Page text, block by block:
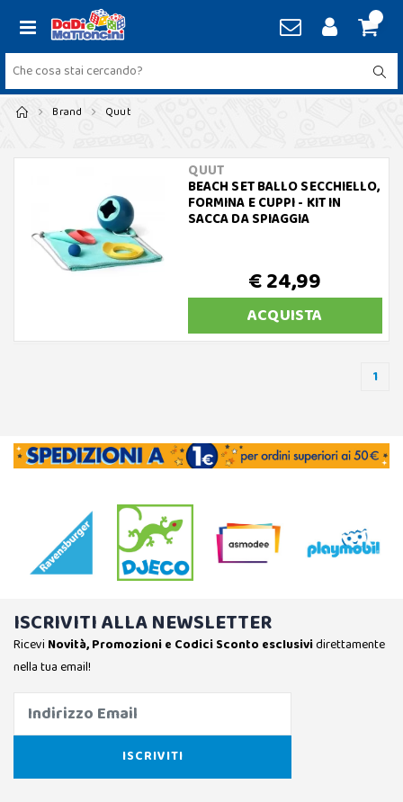
Brand Quut
QUUT
BEACH SET BALLO SECCHIELLO,
FORMINA E CUPPI - KIT IN
SACCA DA SPIAGGIA
€ 24,99
ACQUISTA
1
ISCRIVITI ALLA NEWSLETTER
Ricevi Novità, Promozioni e Codici Sconto esclusividirettamente
nella tua email!